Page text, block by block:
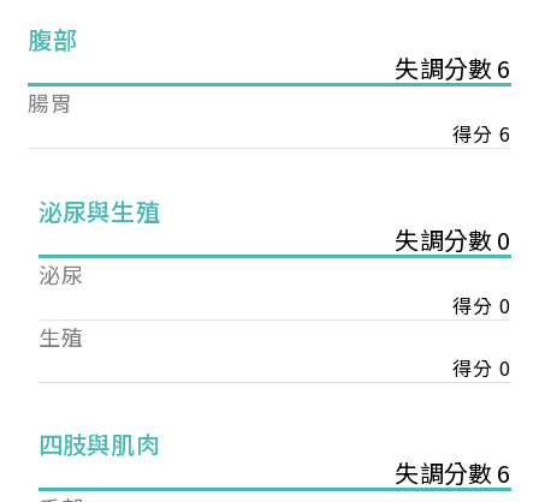
腹部
失調分數 6
腸胃
得分 6
泌尿與生殖
失調分數 0
泌尿
得分 0
生殖
得分 0
四肢與肌肉
失調分數 6
您已成功送出會員申請
您好，您的會員申請，已成功送出，經本協會理事